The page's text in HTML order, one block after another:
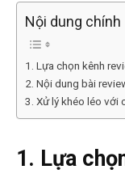
Nội dung chính
1. Lựa chọn kênh
2. Nội dung bài
3. Xử lý khéo léo với
1. Lựa